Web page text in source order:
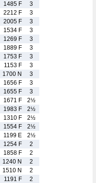
1485 F
3
2212 F
3
2005 F
3
1534 F
3
1269 F
3
1889 F
3
1753 F
3
1153 F
3
1700 N
3
1656 F
3
1655 F
3
1671 F
2½
1983 F
2½
1310 F
2½
1554 F
2½
1199 E
2½
1254 F
2
1858 F
2
1240 N
2
1510 N
2
1191 F
2